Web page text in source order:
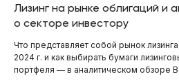
Лизинг на рынке облигаций и
о секторе инвестору
Что представляет собой рынок
2024 г. и как выбирать бумаги
портфеля — в аналитическом обзоре